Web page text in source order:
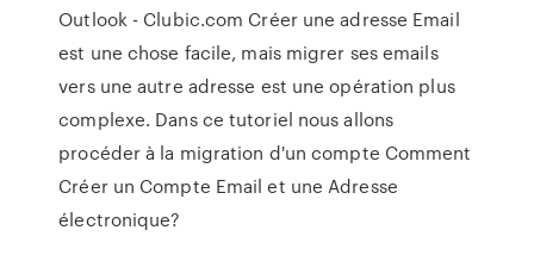
Outlook - Clubic.com Créer une adresse Email
est une chose facile, mais migrer ses emails
vers une autre adresse est une opération plus
complexe. Dans ce tutoriel nous allons
procéder à la migration d'un compte Comment
Créer un Compte Email et une Adresse
électronique?